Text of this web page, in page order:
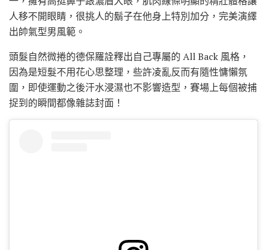
人移不開眼睛，很挑人的鬍子在他身上特別加分，完美演繹
出帥氣型男風範。
頭髮自然微捲的德保羅詮釋出自己專屬的 All Back 風格，
因為是短髮不用花心思整理，些許凌亂反而有隨性慵懶氛
圍，即使運動之後汗水浸濕也不影響造型，賽場上每個被捕
捉到的瞬間都像雜誌封面！